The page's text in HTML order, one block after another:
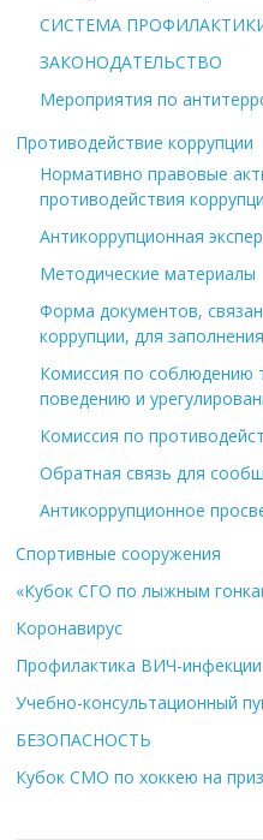
СИСТЕМА
ЗАКОНОДАТЕЛЬСТВО
Мероприятия по
Противодействие коррупции
Нормативно правовые
противодействия
Антикоррупционная
Методические материалы
Форма документов,
коррупции, для заполнения
Комиссия по соблюдению
поведению и
Комиссия по
Обратная связь для
Антикоррупционное
Спортивные сооружения
«Кубок СГО по лыжным
Коронавирус
Профилактика ВИЧ-инфекции
Учебно-консультационный
БЕЗОПАСНОСТЬ
Кубок СМО по хоккею на